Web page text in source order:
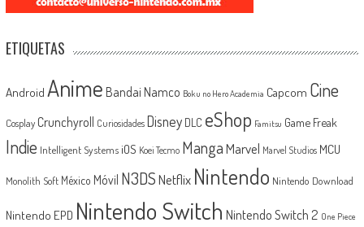
ETIQUETAS
Android Anime Bandai Namco Boku no Hero Academia Capcom Cine
Cosplay Crunchyroll Curiosidades Disney DLC eShop Famitsu Game Freak
Indie Intelligent Systems iOS Koei Tecmo MangaMarvel Marvel Studios MCU
Monolith Soft México Móvil N3DSNetflix Nintendo Nintendo Download
Nintendo EPD Nintendo Switch Nintendo Switch 2 One Piece